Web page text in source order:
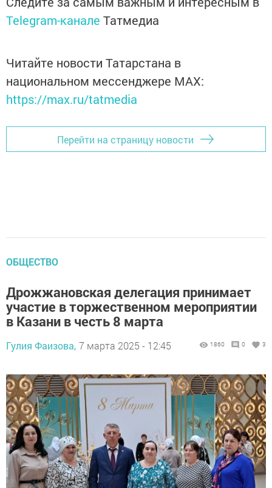
Telegram-канале Татмедиа
Читайте новости Татарстана в
национальном мессенджере MАХ:
https://max.ru/tatmedia
Перейти на страницу новости
ОБЩЕСТВО
Дрожжановская делегация принимает
участие в торжественном мероприятии
в Казани в честь 8 марта
Гулия Фаизова, 7 марта 2025 - 12:45 1860 0 3